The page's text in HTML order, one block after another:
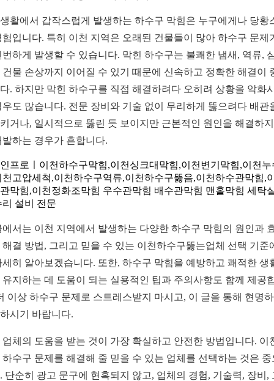
활에서 갑작스럽게 발생하는 하수구 막힘은 누구에게나 당황
험입니다. 특히 이천 지역은 오래된 건물들이 많아 하수구 문제
번하게 발생할 수 있습니다. 막힌 하수구는 불쾌한 냄새, 역류,
건물 손상까지 이어질 수 있기 때문에 신속하고 정확한 해결이
. 하지만 막힌 하수구를 직접 해결하려다 오히려 상황을 악화
우도 많습니다. 전문 장비와 기술 없이 무리하게 뚫으려다 배관
거나, 일시적으로 뚫린 듯 보이지만 근본적인 원인을 해결하
발하는 경우가 흔합니다.
프로ㅣ이천하수구막힘,이천싱크대막힘,이천변기막힘,이천누
천고압세척,이천하수구역류,이천하수구뚫음,이천하수관막힘,
막힘,이천정화조막힘 우수관막힘 배수관막힘 맨홀막힘 세탁
리 설비 전문
에서는 이천 지역에서 발생하는 다양한 하수구 막힘의 원인과
해결 방법, 그리고 믿을 수 있는 이천하수구뚫는업체 선택 기준
세히 알아보겠습니다. 또한, 하수구 막힘을 예방하고 쾌적한 생
유지하는 데 도움이 되는 실용적인 팁과 주의사항도 함께 제공
이상 하수구 문제로 스트레스받지 마시고, 이 글을 통해 현명
시기 바랍니다.
업체의 도움을 받는 것이 가장 확실하고 안전한 방법입니다. 이
하수구 문제를 해결해 줄 믿을 수 있는 업체를 선택하는 것은 중
단순히 광고 문구에 현혹되지 않고, 업체의 경험, 기술력, 장비,